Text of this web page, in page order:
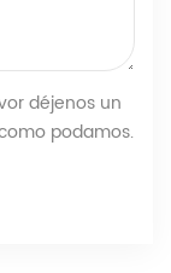
déjenos un
podamos.